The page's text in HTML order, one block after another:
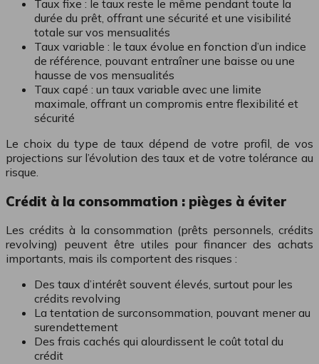
Taux fixe : le taux reste le même pendant toute la
durée du prêt, offrant une sécurité et une visibilité
totale sur vos mensualités
Taux variable : le taux évolue en fonction d’un indice
de référence, pouvant entraîner une baisse ou une
hausse de vos mensualités
Taux capé : un taux variable avec une limite
maximale, offrant un compromis entre flexibilité et
sécurité
Le choix du type de taux dépend de votre profil, de vos
projections sur l’évolution des taux et de votre tolérance au
risque.
Crédit à la consommation : pièges à éviter
Les crédits à la consommation (prêts personnels, crédits
revolving) peuvent être utiles pour financer des achats
importants, mais ils comportent des risques :
Des taux d’intérêt souvent élevés, surtout pour les
crédits revolving
La tentation de surconsommation, pouvant mener au
surendettement
Des frais cachés qui alourdissent le coût total du
crédit